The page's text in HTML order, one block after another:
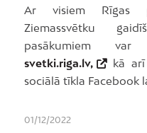
Ar visiem Rīgas
Ziemassvētku
pasākumiem var
svetki.riga.lv,
kā arī
sociālā tīkla Facebook
01/12/2022